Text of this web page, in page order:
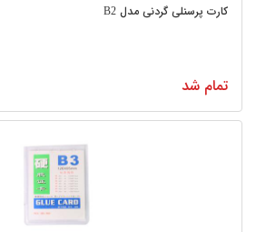
کارت پرسنلی گردنی مدل B2
تمام شد